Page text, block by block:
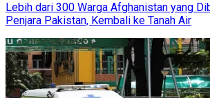
Lebih dari 300 Warga Afghanistan yang
Penjara Pakistan, Kembali ke Tanah Air